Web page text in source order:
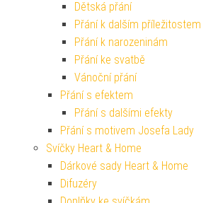
Dětská přání
Přání k dalším příležitostem
Přání k narozeninám
Přání ke svatbě
Vánoční přání
Přání s efektem
Přání s dalšími efekty
Přání s motivem Josefa Lady
Svíčky Heart & Home
Dárkové sady Heart & Home
Difuzéry